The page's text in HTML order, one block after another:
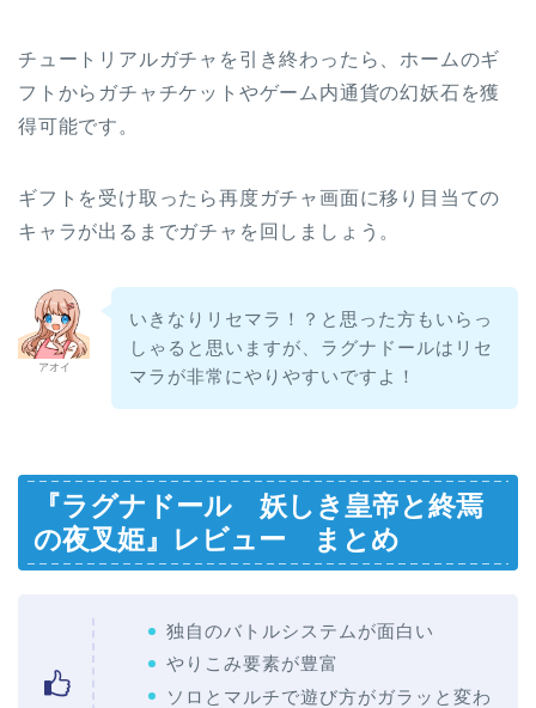
チュートリアルガチャを引き終わったら、ホームのギ
フトからガチャチケットやゲーム内通貨の幻妖石を獲
得可能です。
ギフトを受け取ったら再度ガチャ画面に移り目当ての
キャラが出るまでガチャを回しましょう。
アオイ
いきなりリセマラ！？と思った方もいらっ
しゃると思いますが、ラグナドールはリセ
マラが非常にやりやすいですよ！
『ラグナドール 妖しき皇帝と終焉
の夜叉姫』レビュー まとめ
独自のバトルシステムが面白い
やりこみ要素が豊富
ソロとマルチで遊び方がガラッと変わ